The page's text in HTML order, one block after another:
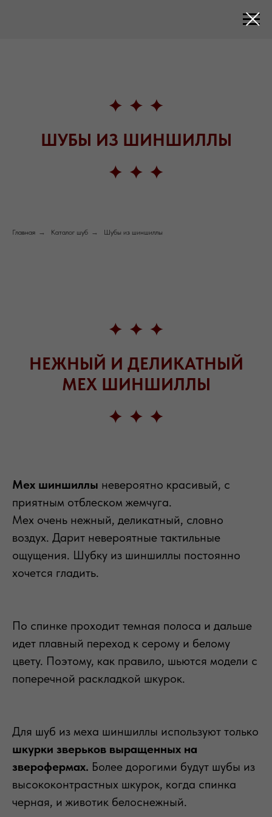
ШУБЫ ИЗ ШИНШИЛЛЫ
Главная → Каталог шуб → Шубы из шиншиллы
НЕЖНЫЙ И ДЕЛИКАТНЫЙ
МЕХ ШИНШИЛЛЫ
Мех шиншиллы невероятно красивый, с
приятным отблеском жемчуга.
Мех очень нежный, деликатный, словно
воздух. Дарит невероятные тактильные
ощущения. Шубку из шиншиллы постоянно
хочется гладить.
По спинке проходит темная полоса и дальше
идет плавный переход к серому и белому
цвету. Поэтому, как правило, шьются модели с
поперечной раскладкой шкурок.
Для шуб из меха шиншиллы используют только
шкурки зверьков выращенных на
зверофермах. Более дорогими будут шубы из
высококонтрастных шкурок, когда спинка
черная, и животик белоснежный.